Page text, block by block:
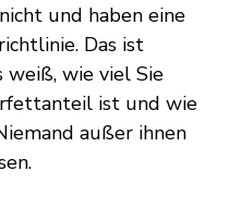
und haben eine
Das ist
wie viel Sie
ist und wie
außer ihnen